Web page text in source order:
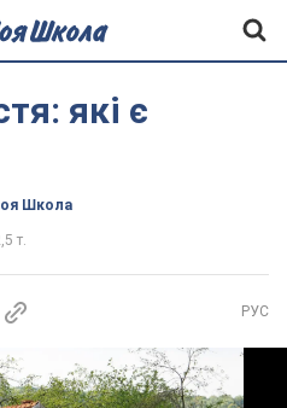
які є
Школа
т.
РУС